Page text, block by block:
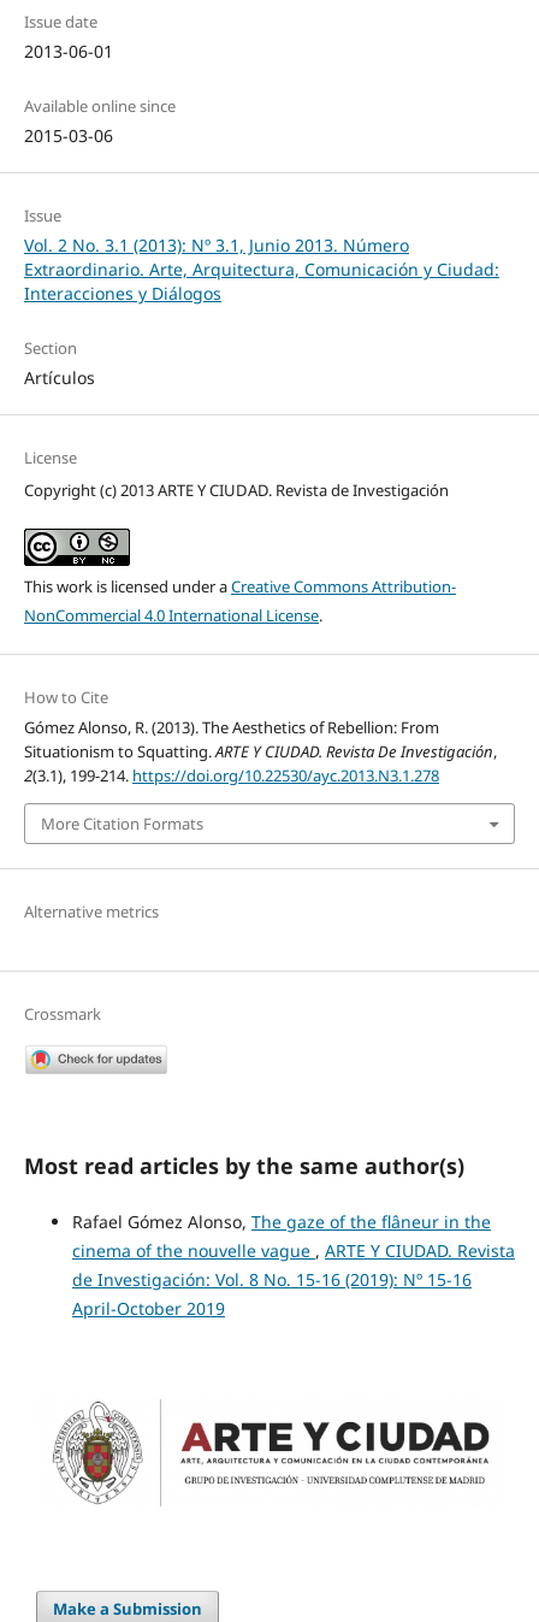
Issue date
2013-06-01
Available online since
2015-03-06
Issue
Vol. 2 No. 3.1 (2013): Nº 3.1, Junio 2013. Número
Extraordinario. Arte, Arquitectura, Comunicación y Ciudad:
Interacciones y Diálogos
Section
Artículos
License
Copyright (c) 2013 ARTE Y CIUDAD. Revista de Investigación
This work is licensed under aCreative Commons Attribution-
NonCommercial 4.0 International License.
How to Cite
Gómez Alonso, R. (2013). The Aesthetics of Rebellion: From
Situationism to Squatting.ARTE Y CIUDAD. Revista De Investigación,
2(3.1), 199-214. https://doi.org/10.22530/ayc.2013.N3.1.278
More Citation Formats
Alternative metrics
Crossmark
Most read articles by the same author(s)
Rafael Gómez Alonso, The gaze of the flâneur in the
cinema of the nouvelle vague , ARTE Y CIUDAD. Revista
de Investigación: Vol. 8 No. 15-16 (2019): Nº 15-16
April-October 2019
Make a Submission